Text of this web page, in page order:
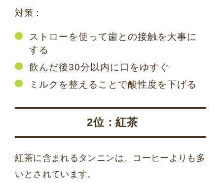
対策：
ストローを使って歯との接触を大事に
する
飲んだ後30分以内に口をゆすぐ
ミルクを整えることで酸性度を下げる
2位：紅茶
紅茶に含まれるタンニンは、コーヒーよりも多
いとされています。